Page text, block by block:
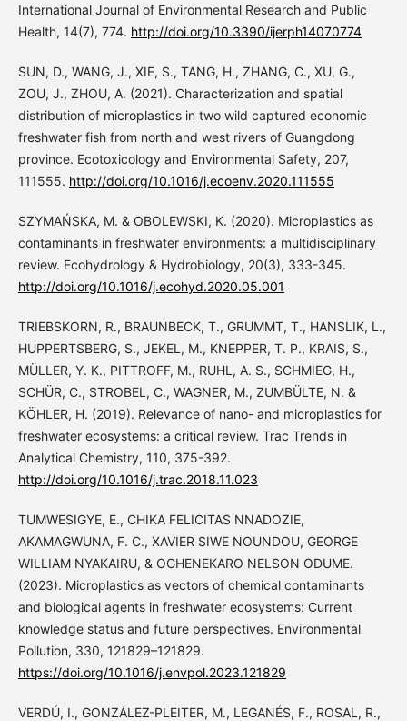
International Journal of Environmental Research and Public
Health, 14(7), 774. http://doi.org/10.3390/ijerph14070774
SUN, D., WANG, J., XIE, S., TANG, H., ZHANG, C., XU, G.,
ZOU, J., ZHOU, A. (2021). Characterization and spatial
distribution of microplastics in two wild captured economic
freshwater fish from north and west rivers of Guangdong
province. Ecotoxicology and Environmental Safety, 207,
111555. http://doi.org/10.1016/j.ecoenv.2020.111555
SZYMAŃSKA, M. & OBOLEWSKI, K. (2020). Microplastics as
contaminants in freshwater environments: a multidisciplinary
review. Ecohydrology & Hydrobiology, 20(3), 333-345.
http://doi.org/10.1016/j.ecohyd.2020.05.001
TRIEBSKORN, R., BRAUNBECK, T., GRUMMT, T., HANSLIK, L.,
HUPPERTSBERG, S., JEKEL, M., KNEPPER, T. P., KRAIS, S.,
MÜLLER, Y. K., PITTROFF, M., RUHL, A. S., SCHMIEG, H.,
SCHÜR, C., STROBEL, C., WAGNER, M., ZUMBÜLTE, N. &
KÖHLER, H. (2019). Relevance of nano- and microplastics for
freshwater ecosystems: a critical review. Trac Trends in
Analytical Chemistry, 110, 375-392.
http://doi.org/10.1016/j.trac.2018.11.023
TUMWESIGYE, E., CHIKA FELICITAS NNADOZIE,
AKAMAGWUNA, F. C., XAVIER SIWE NOUNDOU, GEORGE
WILLIAM NYAKAIRU, & OGHENEKARO NELSON ODUME.
(2023). Microplastics as vectors of chemical contaminants
and biological agents in freshwater ecosystems: Current
knowledge status and future perspectives. Environmental
Pollution, 330, 121829–121829.
https://doi.org/10.1016/j.envpol.2023.121829
VERDÚ, I., GONZÁLEZ-PLEITER, M., LEGANÉS, F., ROSAL, R.,